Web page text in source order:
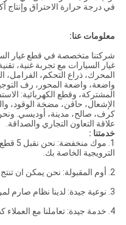
في درجة حرارة الاحتراق وإنتاج
معلومات عنا:
غيار السيارات مع تجربة غنية،
المحرك، ذراع التحكم، الفرامل،
واضعة، واضعة المحور، رف
المشتركة، وقطع الكهربائية:
الإشعال، حاقن، مضخة الوقود،
كرف، صالح، مدينة، أوديسي. ونحن
علاقة التعاون التجاري والصداقة.
خدمتنا :
1. موك
الترويجية الخاصة بك.
2. أوم المقبولة: نحن يمكن ان تنتج أي التصميم الخاص بك.
3. نوعية جيدة: لدينا نظام صارم لمراقبة الجودة. سمعة جيدة في السوق.
4. خدمة جيدة: تعاملنا مع العملاء كصديق.